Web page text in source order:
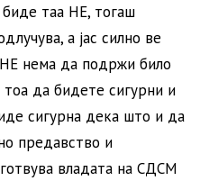
таа НЕ, тогаш
а јас силно ве
нема да подржи било
да бидете сигурни и
сигурна дека што и да
предавство и
владата на СДСМ